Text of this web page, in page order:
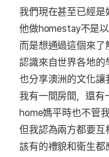
我們現在甚至已經是
他做homestay不是以
而是想通過這個來了
認識來自世界各地的
也分享澳洲的文化讓
我有一間房間，還有
home媽平時也不管我
但我認為兩方都要互
該有的禮貌和衛生都